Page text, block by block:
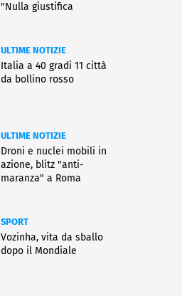
"Nulla giustifica
ULTIME NOTIZIE
Italia a 40 gradi 11 città
da bollino rosso
ULTIME NOTIZIE
Droni e nuclei mobili in
azione, blitz "anti-
maranza" a Roma
SPORT
Vozinha, vita da sballo
dopo il Mondiale